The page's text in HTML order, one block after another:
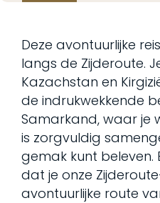
Deze avontuurlijke
langs de Zijderoute.
Kazachstan en
de indrukwekkende
Samarkand, waar je
is zorgvuldig
gemak kunt beleven.
dat je onze
avontuurlijke route